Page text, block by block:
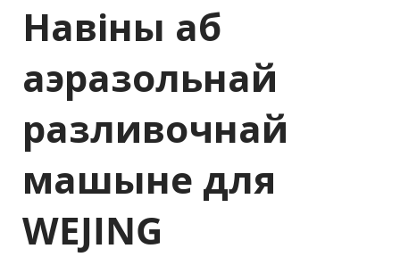
Навіны аб
аэразольнай
разливочнай
машыне для
WEJING